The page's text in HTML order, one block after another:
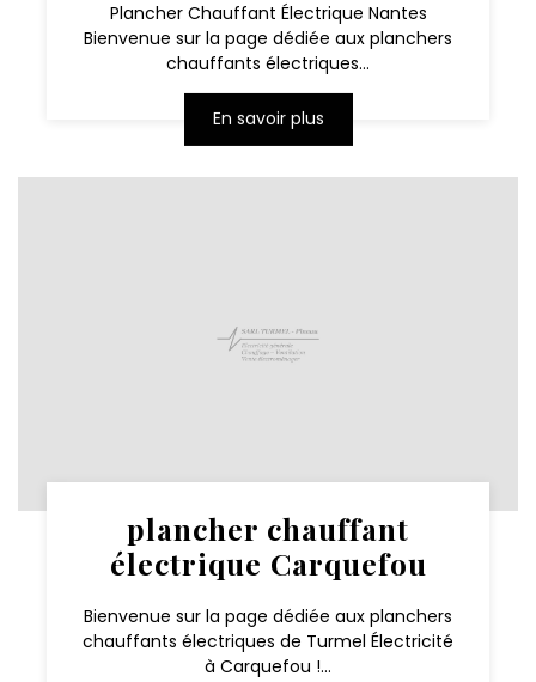
Plancher Chauffant Électrique Nantes
Bienvenue sur la page dédiée aux planchers
chauffants électriques...
En savoir plus
plancher chauffant
électrique Carquefou
Bienvenue sur la page dédiée aux planchers
chauffants électriques de Turmel Électricité
à Carquefou !...